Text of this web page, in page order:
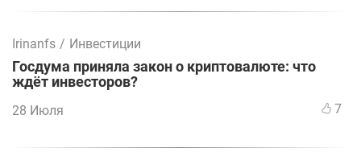
Irinanfs / Инвестиции
Госдума приняла закон о криптовалюте: что
ждёт инвесторов?
28 Июля 7